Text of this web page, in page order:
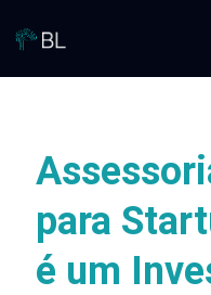
Pular
para
para
é um